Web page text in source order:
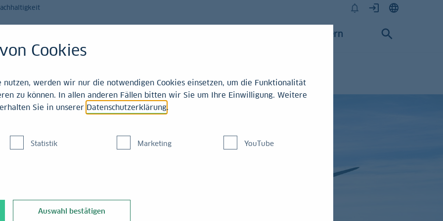
Konzern
So
geraten außer
Cookies
nutzen, werden wir nur die notwendigen Cookies einsetzen, um die Funktionalität
zu können. In allen anderen Fällen bitten wir Sie um Ihre Einwilligung. Weitere
Sie in unserer Datenschutzerklärung.
Statistik Marketing YouTube
Auswahl bestätigen